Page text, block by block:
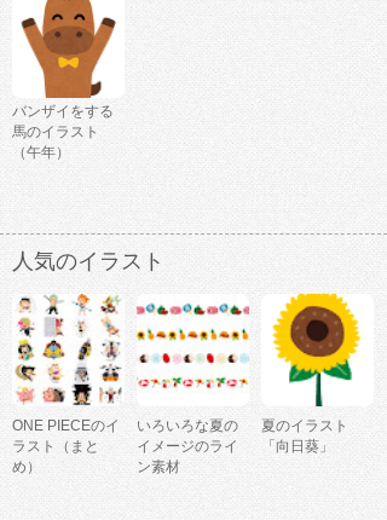
バンザイをする
馬のイラスト
（午年）
人気のイラスト
ONE PIECEのイ
ラスト（まと
め）
いろいろな夏の
イメージのライ
ン素材
夏のイラスト
「向日葵」